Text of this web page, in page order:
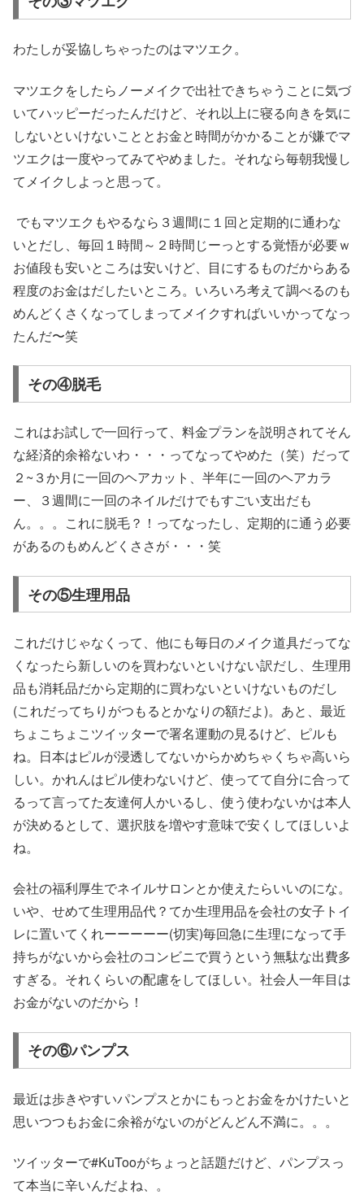
わたしが妥協しちゃったのはマツエク。
マツエクをしたらノーメイクで出社できちゃうことに気づ
いてハッピーだったんだけど、それ以上に寝る向きを気に
しないといけないこととお金と時間がかかることが嫌でマ
ツエクは一度やってみてやめました。それなら毎朝我慢し
てメイクしよっと思って。
でもマツエクもやるなら３週間に１回と定期的に通わな
いとだし、毎回１時間～２時間じーっとする覚悟が必要ｗ
お値段も安いところは安いけど、目にするものだからある
程度のお金はだしたいところ。いろいろ考えて調べるのも
めんどくさくなってしまってメイクすればいいかってなっ
たんだ〜笑
その④脱毛
これはお試しで一回行って、料金プランを説明されてそん
な経済的余裕ないわ・・・ってなってやめた（笑）だって
２~３か月に一回のヘアカット、半年に一回のヘアカラ
ー、３週間に一回のネイルだけでもすごい支出だも
ん。。。これに脱毛？！ってなったし、定期的に通う必要
があるのもめんどくささが・・・笑
その⑤生理用品
これだけじゃなくって、他にも毎日のメイク道具だってな
くなったら新しいのを買わないといけない訳だし、生理用
品も消耗品だから定期的に買わないといけないものだし
(これだってちりがつもるとかなりの額だよ)。あと、最近
ちょこちょこツイッターで署名運動の見るけど、ピルも
ね。日本はピルが浸透してないからかめちゃくちゃ高いら
しい。かれんはピル使わないけど、使ってて自分に合って
るって言ってた友達何人かいるし、使う使わないかは本人
が決めるとして、選択肢を増やす意味で安くしてほしいよ
ね。
会社の福利厚生でネイルサロンとか使えたらいいのにな。
いや、せめて生理用品代？てか生理用品を会社の女子トイ
レに置いてくれーーーーー(切実)毎回急に生理になって手
持ちがないから会社のコンビニで買うという無駄な出費多
すぎる。それくらいの配慮をしてほしい。社会人一年目は
お金がないのだから！
その⑥パンプス
最近は歩きやすいパンプスとかにもっとお金をかけたいと
思いつつもお金に余裕がないのがどんどん不満に。。。
ツイッターで#KuTooがちょっと話題だけど、パンプスっ
て本当に辛いんだよね、。